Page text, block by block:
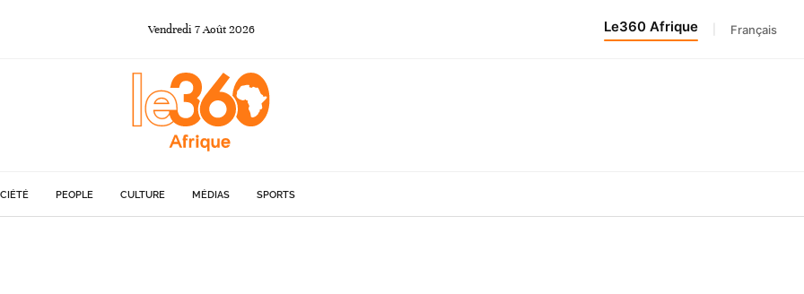
Vendredi 7Août 2026 Le360 Afrique Français
PEOPLE CULTURE MÉDIAS SPORTS